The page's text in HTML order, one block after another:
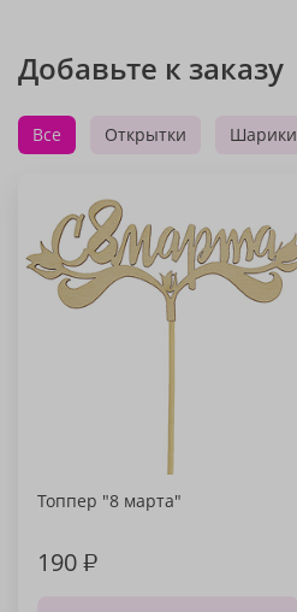
Добавьте к заказу
Все Открытки Шарики
Топпер "8 марта"
190₽